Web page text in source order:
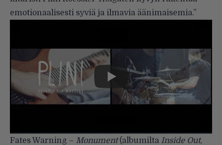
emotionaalisesti syviä ja ilmavia äänimaisemia.”
Fates Warning – Monument(albumilta Inside Out,